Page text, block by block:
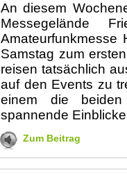
An diesem
Messegelände
Amateurfunkmesse
Samstag zum
reisen tatsächlich
auf den Events zu
einem die beiden
spannende
Zum Beitrag